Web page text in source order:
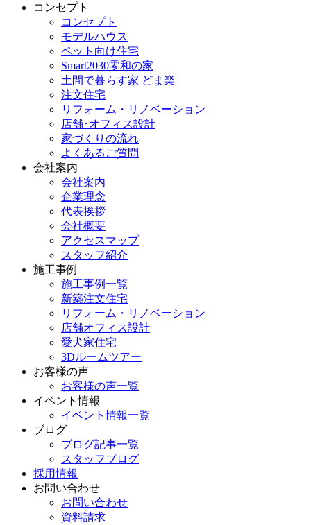
コンセプト
コンセプト
モデルハウス
ペット向け住宅
Smart2030零和の家
土間で暮らす家 どま楽
注文住宅
リフォーム・リノベーション
店舗･オフィス設計
家づくりの流れ
よくあるご質問
会社案内
会社案内
企業理念
代表挨拶
会社概要
アクセスマップ
スタッフ紹介
施工事例
施工事例一覧
新築注文住宅
リフォーム・リノベーション
店舗オフィス設計
愛犬家住宅
3Dルームツアー
お客様の声
お客様の声一覧
イベント情報
イベント情報一覧
ブログ
ブログ記事一覧
スタッフブログ
採用情報
お問い合わせ
お問い合わせ
資料請求